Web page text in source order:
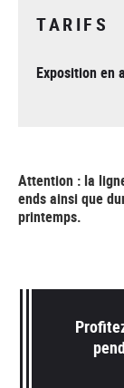
TARIFS
Exposition en
Attention : la
ends ainsi que
printemps.